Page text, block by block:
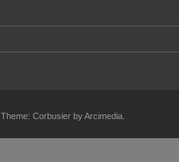
Theme: Corbusier byArcimedia